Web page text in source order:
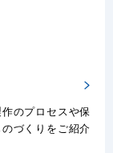
のプロセスや保
づくりをご紹介